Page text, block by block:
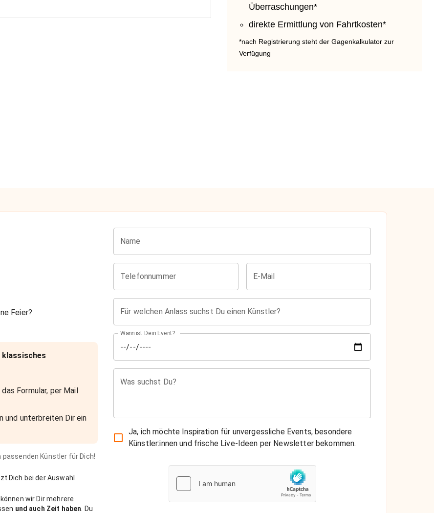
Überraschungen*
direkte Ermittlung von Fahrtkosten*
*nach Registrierung steht der Gagenkalkulator zur
Verfügung
Feier?
Formular, per Mail
und unterbreiten Dir ein
passenden Künstler für Dich!
Dich bei der Auswahl
wir Dir mehrere
und auch Zeit haben . Du
Name
Telefonnummer E-Mail
Für welchen Anlass suchst Du einen Künstler?
Wann ist Dein Event?
Was suchst Du?
Ja, ich möchte Inspiration für unvergessliche Events, besondere
Künstler:innen und frische Live-Ideen per Newsletter bekommen.